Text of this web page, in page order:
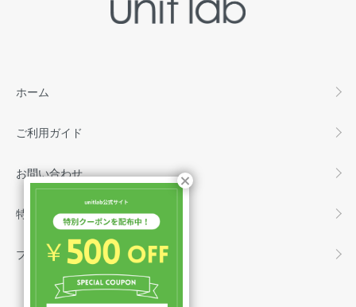
ホーム
ご利用ガイド
お問い合わせ
特定商取引法に基づく表記
プライバシーポリシー